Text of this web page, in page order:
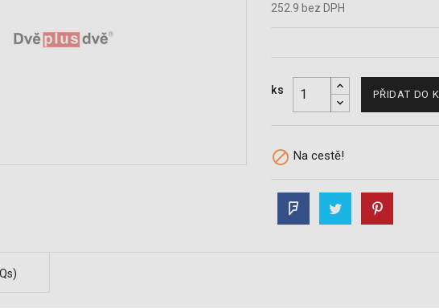
252.9 bez DPH
ks PŘIDAT DO
 Na cestě!